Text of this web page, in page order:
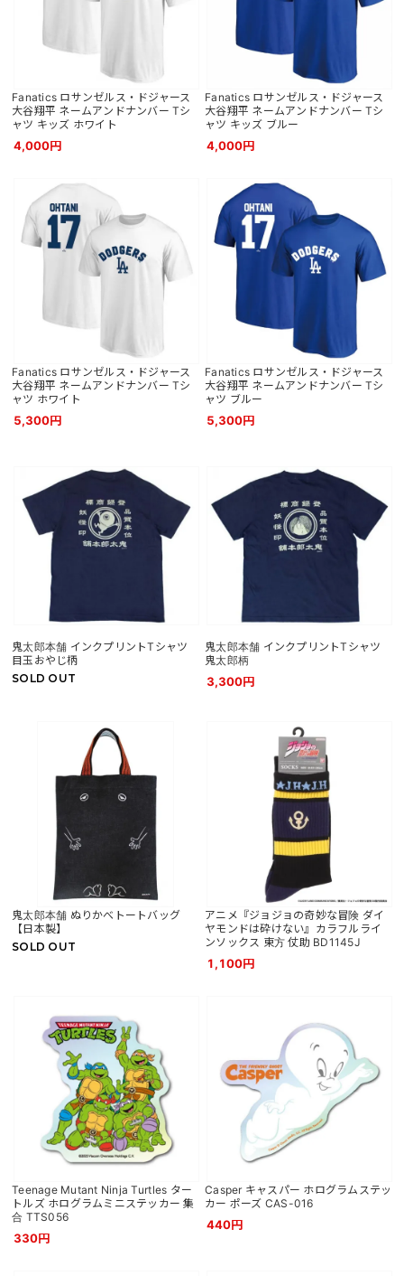
Fanatics ロサンゼルス・ドジャース
大谷翔平 ネームアンドナンバー Tシ
ャツ キッズ ホワイト
4,000円
Fanatics ロサンゼルス・ドジャース
大谷翔平 ネームアンドナンバー Tシ
ャツ キッズ ブルー
4,000円
Fanatics ロサンゼルス・ドジャース
大谷翔平 ネームアンドナンバー Tシ
ャツ ホワイト
5,300円
Fanatics ロサンゼルス・ドジャース
大谷翔平 ネームアンドナンバー Tシ
ャツ ブルー
5,300円
鬼太郎本舗 インクプリントTシャツ
目玉おやじ柄
SOLD OUT
鬼太郎本舗 インクプリントTシャツ
鬼太郎柄
3,300円
鬼太郎本舗 ぬりかべトートバッグ
【日本製】
SOLD OUT
アニメ『ジョジョの奇妙な冒険 ダイ
ヤモンドは砕けない』カラフルライ
ンソックス 東方 仗助 BD1145J
1,100円
Teenage Mutant Ninja Turtles ター
トルズ ホログラムミニステッカー 集
合 TTS056
330円
Casper キャスパー ホログラムステッ
カー ポーズ CAS-016
440円